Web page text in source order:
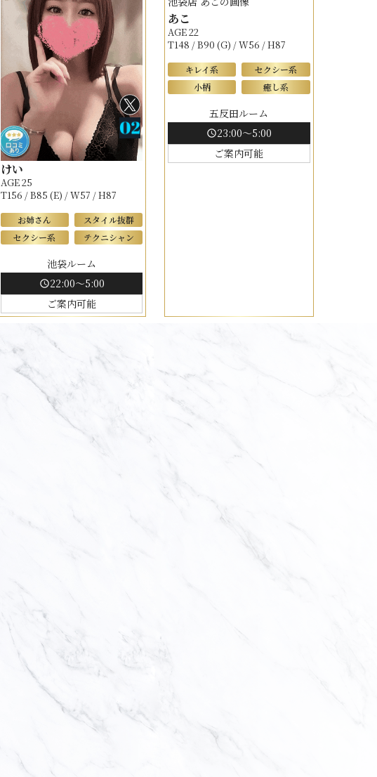
けい
AGE 25
T156 / B85 (E) / W57 / H87
お姉さん
スタイル抜群
セクシー系
テクニシャン
池袋ルーム
schedule22:00～5:00
ご案内可能
あこ
AGE 22
T148 / B90 (G) / W56 / H87
キレイ系
セクシー系
小柄
癒し系
五反田ルーム
schedule23:00～5:00
ご案内可能